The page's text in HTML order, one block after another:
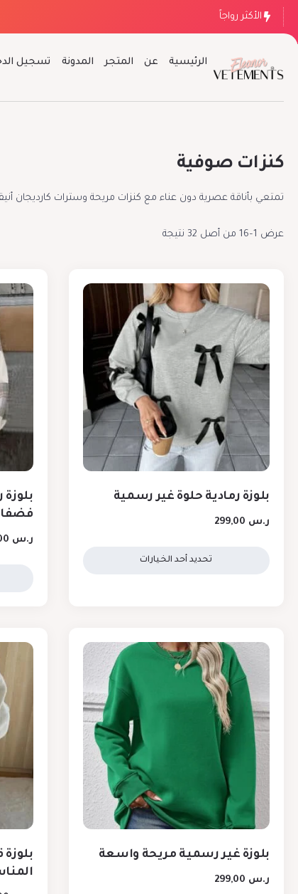
الأكثر رواجاً
الرئيسية عن المتجر المدونة تسجيل
كنزات صوفية
تمتعي بأناقة عصرية دون عناء مع كنزات مريحة وسترات كارديجان
عرض 1–16 من أصل 32 نتيجة
بلوزة رمادية حلوة غير رسمية
ر.س
تحديد أحد الخيارات
ر.س
بلوزة غير رسمية مريحة واسعة
ر.س